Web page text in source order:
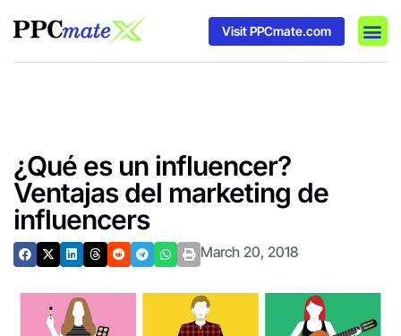
Visit PPCmate.com
¿Qué es un influencer?
Ventajas del marketing de
influencers
March 20, 2018